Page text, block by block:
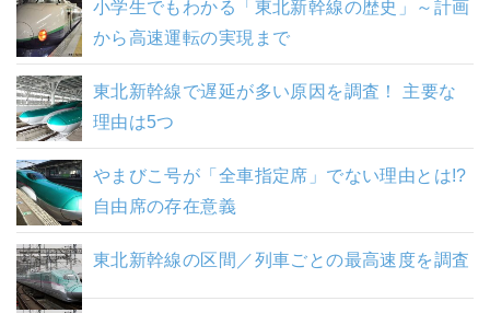
小学生でもわかる「東北新幹線の歴史」～計画
から高速運転の実現まで
東北新幹線で遅延が多い原因を調査！ 主要な
理由は5つ
やまびこ号が「全車指定席」でない理由とは!?
自由席の存在意義
東北新幹線の区間／列車ごとの最高速度を調査